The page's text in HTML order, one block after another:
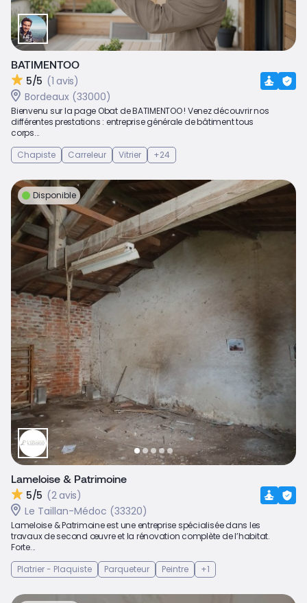
BATIMENTOO
5/5 (1 avis)
Bordeaux (33000)
Bienvenu sur la page Obat de BATIMENTOO ! Venez découvrir nos
différentes prestations : entreprise générale de bâtiment tous
corps...
Chapiste
Carreleur Vitrier +24
Disponible
Lameloise & Patrimoine
5/5 (2 avis)
Le Taillan-Médoc (33320)
Lameloise & Patrimoine est une entreprise spécialisée dans les
travaux de second œuvre et la rénovation complète de l’habitat.
Forte...
Platrier - Plaquiste
Parqueteur Peintre +1